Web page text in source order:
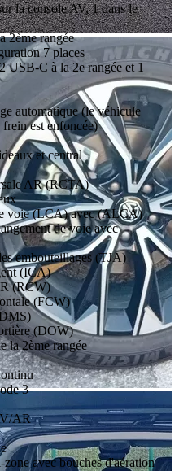
la console AV, 1 dans le
2ème rangée
7 places
C à la 2e rangée et 1
automatique (le véhicule
est enfoncée)
et central
AR (RCTA)
voie (LCA) avec (ALCA)
de voie avec
embouteillages (TJA)
(ICA)
(RCW)
(FCW)
(DOW)
la 2ème rangée
3
AR
avec bouches d'aération